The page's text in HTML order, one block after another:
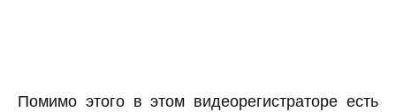
Помимо этого в этом видеорегистраторе есть